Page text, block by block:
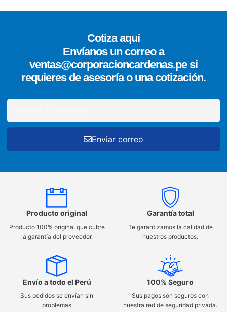
Cotiza aquí
Envíanos un correo a
ventas@corporacioncardenas.pe si
requieres de asesoría o una cotización.
Enviar correo
Producto original
Producto 100% original que cubre
la garantía del proveedor.
Garantía total
Te garantizamos la calidad de
nuestros productos.
Envío a todo el Perú
Sus pedidos se envían sin
problemas
100% Seguro
Sus pagos son seguros con
nuestra red de seguridad privada.